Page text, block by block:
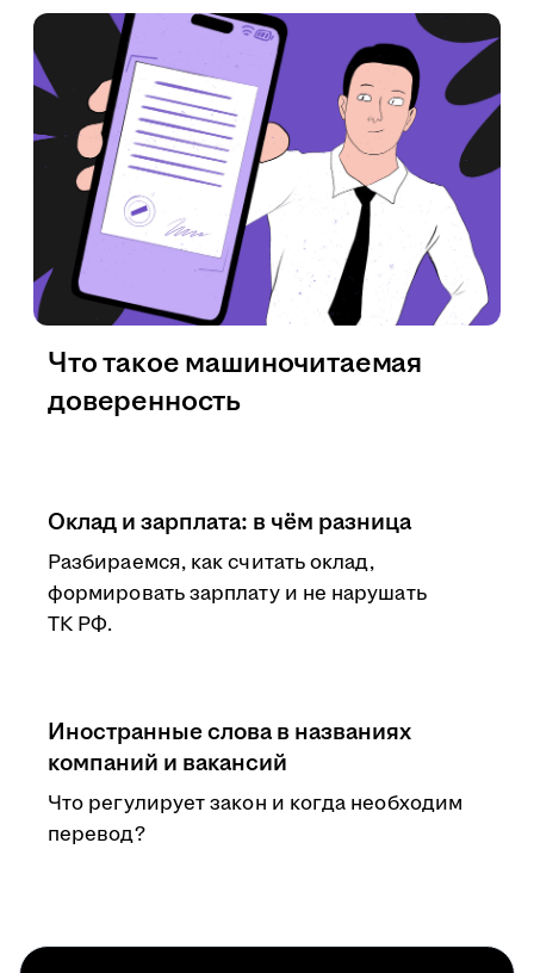
Оклад и зарплата: в чём разница
Разбираемся, как считать оклад,
формировать зарплату и не нарушать
ТК РФ.
Иностранные слова в названиях
компаний и вакансий
Что регулирует закон и когда необходим
перевод?
Что такое машиночитаемая
доверенность